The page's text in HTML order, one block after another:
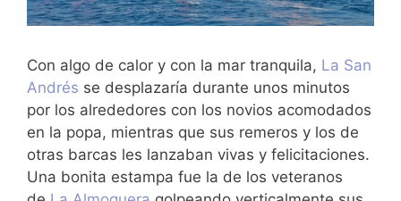
Con algo de calor y con la mar tranquila, La San
Andrés se desplazaría durante unos minutos
por los alrededores con los novios acomodados
en la popa, mientras que sus remeros y los de
otras barcas les lanzaban vivas y felicitaciones.
Una bonita estampa fue la de los veteranos